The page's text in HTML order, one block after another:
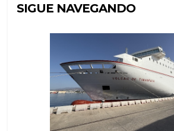
SIGUE NAVEGANDO